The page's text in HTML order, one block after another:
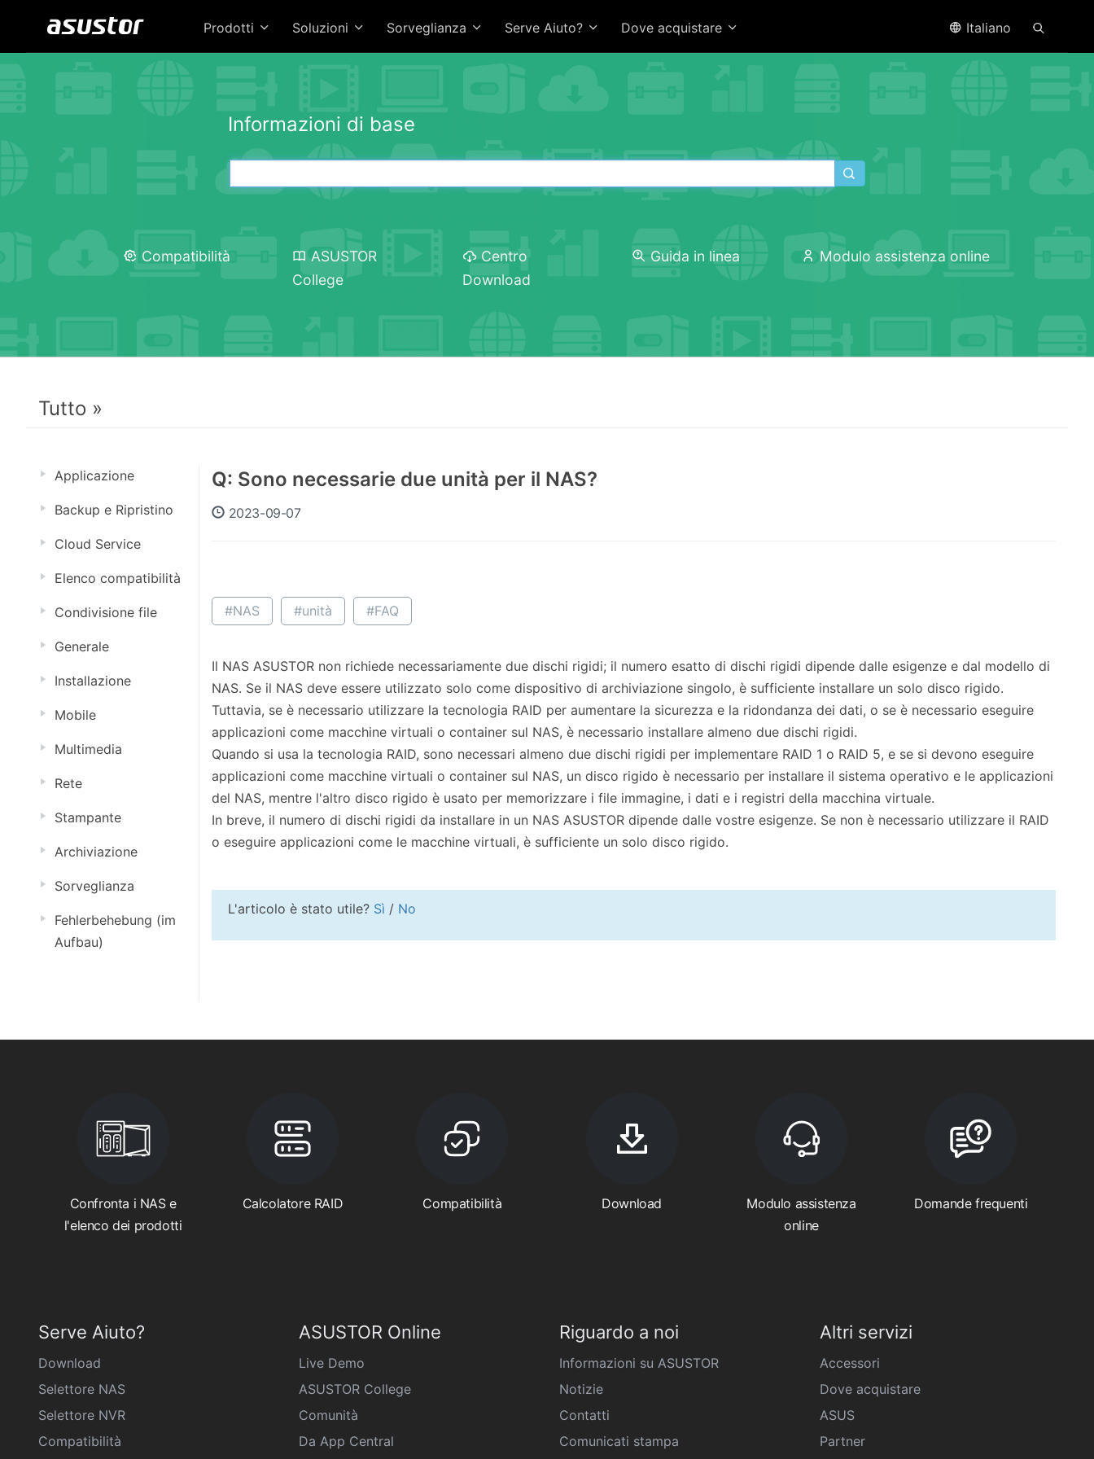
Prodotti Soluzioni Sorveglianza Serve Aiuto? Dove acquistare Italiano
Informazioni di base
Compatibilità
ASUSTOR
College
Centro
Download
Guida in linea Modulo assistenza online
Tutto »
Applicazione
Backup e Ripristino
Cloud Service
Elenco compatibilità
Condivisione file
Generale
Installazione
Mobile
Multimedia
Rete
Stampante
Archiviazione
Sorveglianza
Fehlerbehebung (im
Aufbau)
Q: Sono necessarie due unità per il NAS?
2023-09-07
#NAS #unità #FAQ
Il NAS ASUSTOR non richiede necessariamente due dischi rigidi; il numero esatto di dischi rigidi dipende dalle esigenze e dal modello di
NAS. Se il NAS deve essere utilizzato solo come dispositivo di archiviazione singolo, è sufficiente installare un solo disco rigido.
Tuttavia, se è necessario utilizzare la tecnologia RAID per aumentare la sicurezza e la ridondanza dei dati, o se è necessario eseguire
applicazioni come macchine virtuali o container sul NAS, è necessario installare almeno due dischi rigidi.
Quando si usa la tecnologia RAID, sono necessari almeno due dischi rigidi per implementare RAID 1 o RAID 5, e se si devono eseguire
applicazioni come macchine virtuali o container sul NAS, un disco rigido è necessario per installare il sistema operativo e le applicazioni
del NAS, mentre l'altro disco rigido è usato per memorizzare i file immagine, i dati e i registri della macchina virtuale.
In breve, il numero di dischi rigidi da installare in un NAS ASUSTOR dipende dalle vostre esigenze. Se non è necessario utilizzare il RAID
o eseguire applicazioni come le macchine virtuali, è sufficiente un solo disco rigido.
L'articolo è stato utile? Sì / No
Confronta i NAS e
l'elenco dei prodotti
Calcolatore RAID Compatibilità Download
Modulo assistenza
online
Domande frequenti
Serve Aiuto?
Download
Selettore NAS
Selettore NVR
Compatibilità
ASUSTOR Online
Live Demo
ASUSTOR College
Comunità
Da App Central
Riguardo a noi
Informazioni su ASUSTOR
Notizie
Contatti
Comunicati stampa
Altri servizi
Accessori
Dove acquistare
ASUS
Partner